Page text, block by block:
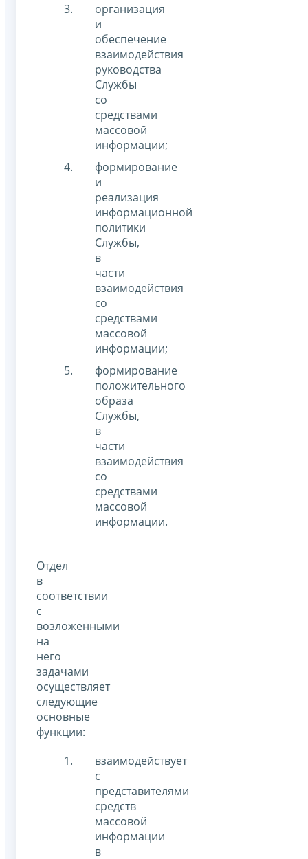
организация
и
обеспечение
взаимодействия
руководства
Службы
со
средствами
массовой
информации;
формирование
и
реализация
информационной
политики
Службы,
в
части
взаимодействия
со
средствами
массовой
информации;
формирование
положительного
образа
Службы,
в
части
взаимодействия
со
средствами
массовой
информации.
Отдел
в
соответствии
с
возложенными
на
него
задачами
осуществляет
следующие
основные
функции:
взаимодействует
с
представителями
средств
массовой
информации
в